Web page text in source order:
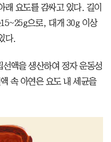
래 요도를 감싸고 있다. 길이
으로, 대개 30g 이상
다.
액을 생산하여 정자 운동성
속 아연은 요도 내 세균을